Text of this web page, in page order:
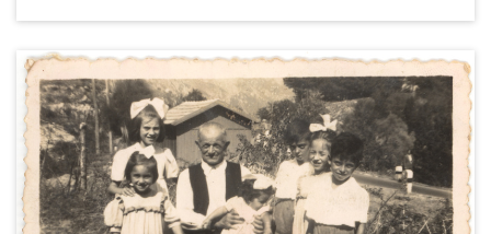
con le figliolette Mirella e Marisa
Pizzedaz, scappano da Roma con l'ultimo
treno utile e si rifugiano "al sicuro" dalla
famiglia di lei a Pietramurata.
Questa è la foto che mandano al padre a
Roma e che porteranno più tardi con
loro in Argentina dove emigreranno nel